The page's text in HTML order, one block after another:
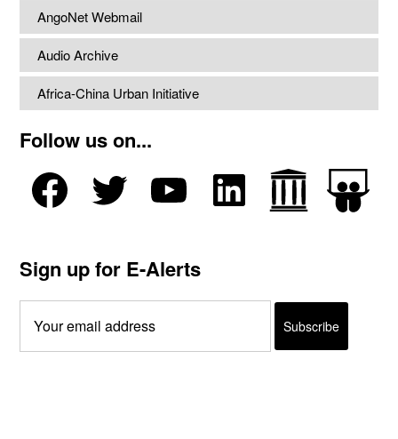
AngoNet Webmail
Audio Archive
Africa-China Urban Initiative
Follow us on...
Sign up for E-Alerts